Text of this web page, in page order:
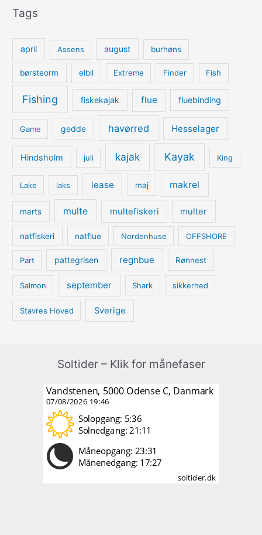
Tags
april Assens august burhøns
børsteorm elbil Extreme Finder Fish
Fishing fiskekajak flue fluebinding
Game gedde havørred Hesselager
Hindsholm juli kajak Kayak King
Lake laks lease maj makrel
marts multe multefiskeri multer
natfiskeri natflue Nordenhuse OFFSHORE
Part pattegrisen regnbue Rønnest
Salmon september Shark sikkerhed
Stavres Hoved Sverige
Soltider – Klik for månefaser